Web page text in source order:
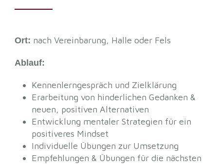
Ort: nach Vereinbarung, Halle oder Fels
Ablauf:
Kennenlerngespräch und Zielklärung
Erarbeitung von hinderlichen Gedanken &
neuen, positiven Alternativen
Entwicklung mentaler Strategien für ein
positiveres Mindset
Individuelle Übungen zur Umsetzung
Empfehlungen & Übungen für die nächsten